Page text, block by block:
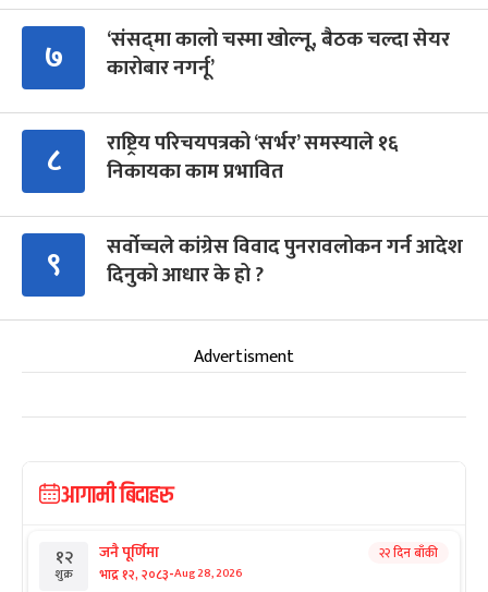
७
‘संसद्‍मा कालो चस्मा खोल्नू, बैठक चल्दा सेयर
कारोबार नगर्नू’
८
राष्ट्रिय परिचयपत्रको ‘सर्भर’ समस्याले १६
निकायका काम प्रभावित
९
सर्वोच्चले कांग्रेस विवाद पुनरावलोकन गर्न आदेश
दिनुको आधार के हो ?
Advertisment
आगामी बिदाहरु
१२
शुक्र
जनै पूर्णिमा
भाद्र १२, २०८३-Aug 28, 2026
२२ दिन बाँकी